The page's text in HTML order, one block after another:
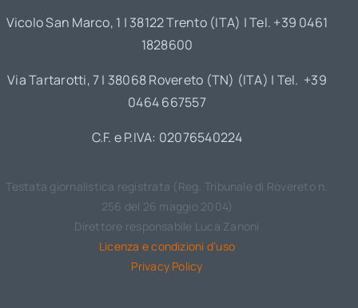
Vicolo San Marco, 1 | 38122 Trento (ITA) | Tel. +39 0461
1828600
Via Tartarotti, 7 | 38068 Rovereto (TN) (ITA) | Tel. +39
0464 667557
C.F. e P.IVA: 02076540224
Testata giornalistica registrata (Reg. Tribunale di Rovereto n.
256 del 26 maggio 2004)
Direttore responsabile Luca Zanoni
Licenza e condizioni d’uso
Privacy Policy